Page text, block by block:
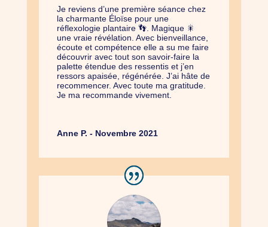
Je reviens d’une première séance chez
la charmante Éloïse pour une
réflexologie plantaire 👣. Magique 🎇
une vraie révélation. Avec bienveillance,
écoute et compétence elle a su me faire
découvrir avec tout son savoir-faire la
palette étendue des ressentis et j’en
ressors apaisée, régénérée. J’ai hâte de
recommencer. Avec toute ma gratitude.
Je ma recommande vivement.
Anne P. - Novembre 2021